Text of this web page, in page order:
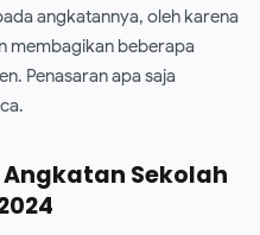
angkatannya, oleh karena
membagikan beberapa
Penasaran apa saja
Sekolah